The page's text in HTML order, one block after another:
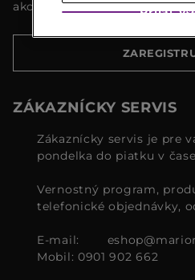
akcie
ZÁKAZNÍCKY SERVIS
Zákaznícky servis je pre
pondelka do piatku v
Vernostný program,
telefonické objednávky,
E-mail:
Mobil: 0901 902 662
Prijať